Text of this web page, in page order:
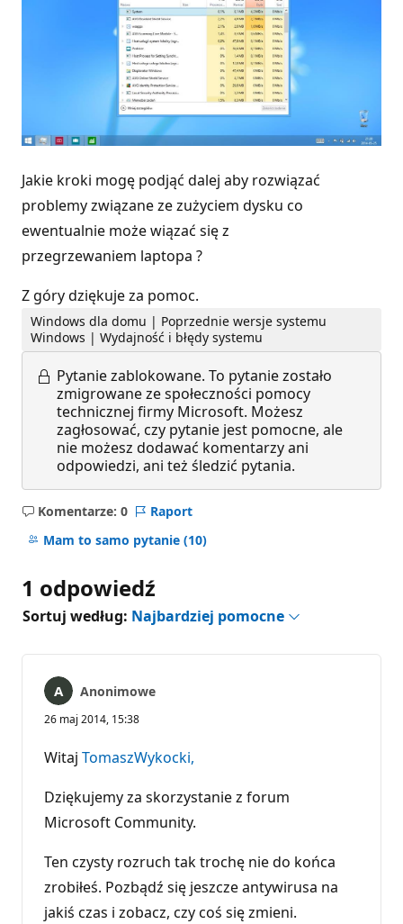
Jakie kroki mogę podjąć dalej aby rozwiązać
problemy związane ze zużyciem dysku co
ewentualnie może wiązać się z
przegrzewaniem laptopa ?
Z góry dziękuje za pomoc.
Windows dla domu | Poprzednie wersje systemu
Windows | Wydajność i błędy systemu
Pytanie zablokowane. To pytanie zostało
zmigrowane ze społeczności pomocy
technicznej firmy Microsoft. Możesz
zagłosować, czy pytanie jest pomocne, ale
nie możesz dodawać komentarzy ani
odpowiedzi, ani też śledzić pytania.
Komentarze: 0
Brak
komentarzy
Raport
Mam to samo pytanie (10)
1 odpowiedź
Sortuj według: Najbardziej pomocne
Anonimowe
26 maj 2014, 15:38
Witaj TomaszWykocki,
Dziękujemy za skorzystanie z forum
Microsoft Community.
Ten czysty rozruch tak trochę nie do końca
zrobiłeś. Pozbądź się jeszcze antywirusa na
jakiś czas i zobacz, czy coś się zmieni.